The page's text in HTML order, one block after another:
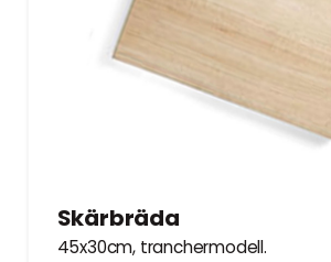
Skärbräda
45x30cm, tranchermodell.